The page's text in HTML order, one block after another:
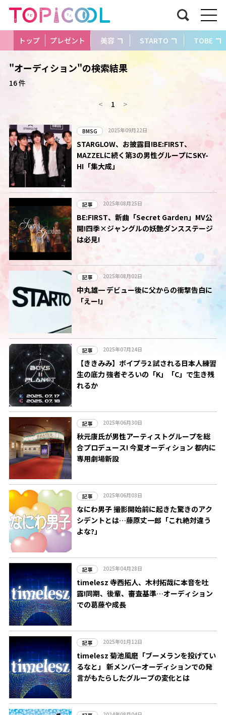
トップ プレゼント 美容 STARTO TOBE
"オーディション"の検索結果
16 件
< 1 >
BMSG 2025年09月22日
STARGLOW、お披露目!BE:FIRST、
MAZZELに続く第3の男性グループにSKY-
HI「集大成」
記事 2025年08月25日
BE:FIRST、新曲「Secret Garden」MV公
開!四季×ジャングルの妖艶ダンスステージ
は必見!
記事 2025年08月02日
中丸雄一 デビュー後に父からの衝撃告白に
「えー!」
記事 2025年07月24日
【ききみみ】ボイプラ2 試される日本人練習
生の底力 強者ぞろいの「K」「C」で生き残
れるか
記事 2025年06月30日
秋元康氏が男性アーティストグループを総
合プロデュース! 今夏オーディション 都内に
専用劇場新設
記事 2025年06月03日
なにわ男子 撮影開始前に起きた驚きのアク
シデントとは…藤原丈一郎「これ絶対違う
よな?」
記事 2025年04月28日
timelesz 寺西拓人、木村拓哉に本音を吐
露!同期、後輩、審査基準…オーディション
での葛藤や成長
記事 2025年01月12日
timelesz 菊池風磨「ブーメランを投げてい
るなと」 新メンバーオーディションでの発
言がもたらしたグループの変化とは